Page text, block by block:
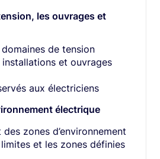
les ouvrages et
de tension
et ouvrages
aux électriciens
électrique
zones d’environnement
et les zones définies